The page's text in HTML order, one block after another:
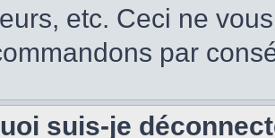
etc. Ceci ne
par
suis-je